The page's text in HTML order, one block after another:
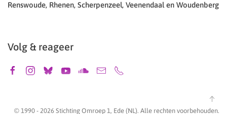
Renswoude, Rhenen, Scherpenzeel, Veenendaal en Woudenberg
Volg & reageer
© 1990 - 2026 Stichting Omroep 1, Ede (NL). Alle rechten voorbehouden.